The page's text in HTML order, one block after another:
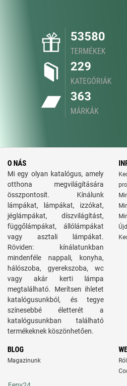
53580
TERMÉKEK
229
KATEGÓRIÁK
363
MÁRKÁK
O NÁS
Mi egy olyan katalógus, amely
otthona megvilágítására
összpontosít. Kínálunk
lámpákat, lámpákat, izzókat,
jéglámpákat, díszvilágítást,
függőlámpákat, állólámpákat
vagy asztali lámpákat.
Röviden: kínálatunkban
mindenféle nappali, konyha,
hálószoba, gyerekszoba, wc
vagy akár kerti lámpa
megtalálható. Merítsen ihletet
katalógusunkból, és tegye
színesebbé életterét a
katalógusunkban található
termékeknek köszönhetően.
BLOG
Magazinunk